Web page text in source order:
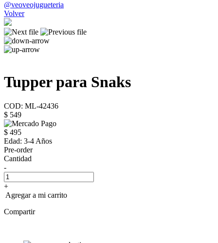
@veoveojugueteria
Volver
Tupper para Snaks
COD: ML-42436
$ 549
$ 495
Edad: 3-4 Años
Pre-order
Cantidad
-
+
Agregar a mi carrito
Compartir